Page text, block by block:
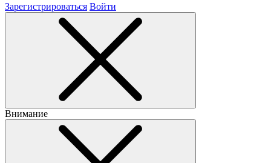
Зарегистрироваться Войти
Внимание